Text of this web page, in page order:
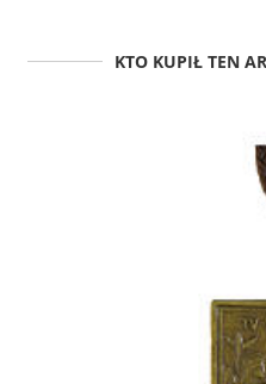
KTO KUPIŁ TEN